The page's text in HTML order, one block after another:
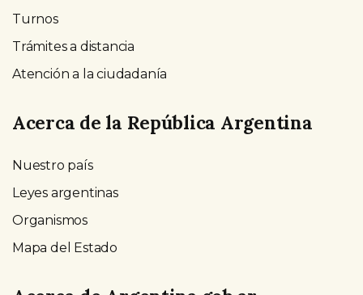
Turnos
Trámites a distancia
Atención a la ciudadanía
Acerca de la República Argentina
Nuestro país
Leyes argentinas
Organismos
Mapa del Estado